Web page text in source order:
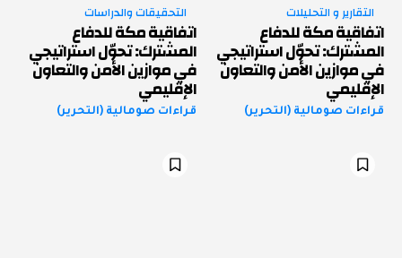
التقارير و التحليلات
اتفاقية مكة للدفاع
المشترك: تحوّل استراتيجي
في موازين الأمن والتعاون
الإقليمي
قراءات صومالية (التحرير)
التحقيقات والدراسات
اتفاقية مكة للدفاع
المشترك: تحوّل استراتيجي
في موازين الأمن والتعاون
الإقليمي
قراءات صومالية (التحرير)